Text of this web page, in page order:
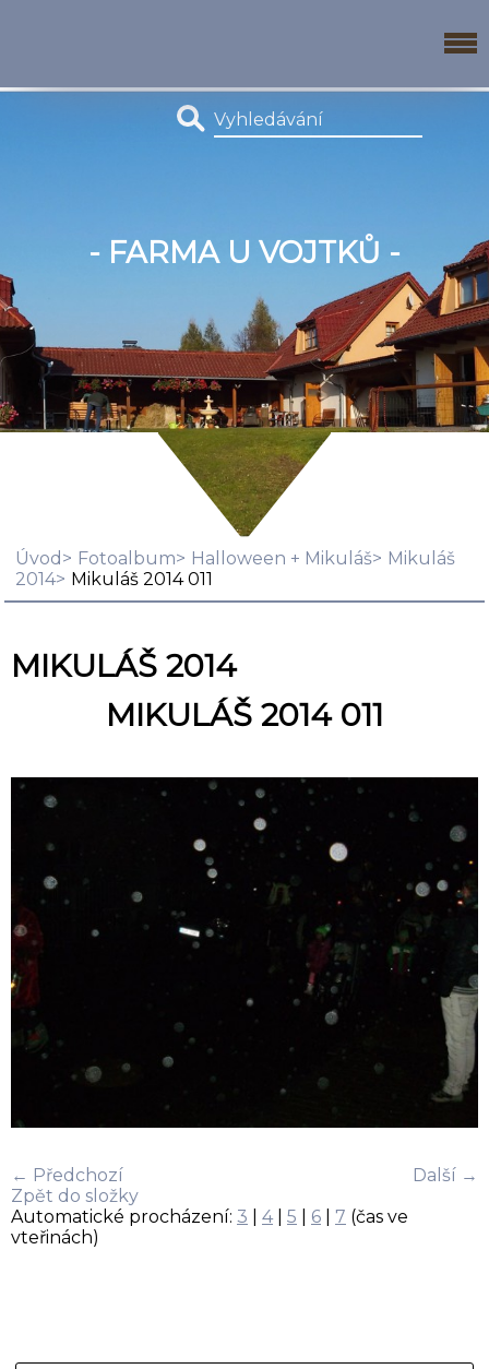
- FARMA U VOJTKŮ -
Úvod Fotoalbum Halloween + Mikuláš
Mikuláš
2014
Mikuláš 2014 011
MIKULÁŠ 2014
MIKULÁŠ 2014 011
← Předchozí
Další →
Zpět do složky
Automatické procházení: 3 4| 5 6 7 (čas ve
vteřinách)